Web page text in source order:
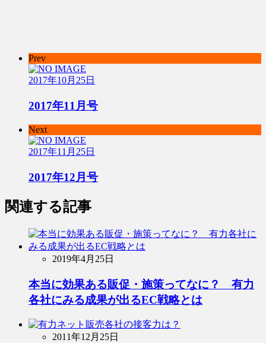
Prev
2017年10月25日
2017年11月号
Next
2017年11月25日
2017年12月号
関連する記事
2019年4月25日
本当に効果ある販促・施策ってなに？ 有力
各社にみる成果が出るEC戦略とは
2011年12月25日